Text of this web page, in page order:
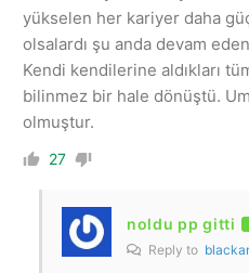
yükselen her kariyer daha
olsalardı şu anda devam
Kendi kendilerine aldıkları
bilinmez bir hale dönüştü.
olmuştur.
27
noldu pp gitti
Reply to